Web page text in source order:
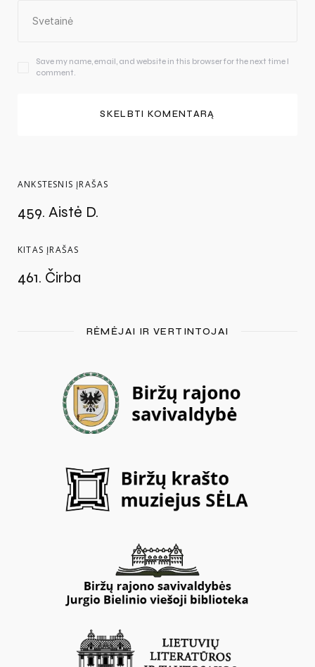
Save my name, email, and website in this browser for the next time I
comment.
ANKSTESNIS ĮRAŠAS
459. Aistė D.
KITAS ĮRAŠAS
461. Čirba
RĖMĖJAI IR VERTINTOJAI